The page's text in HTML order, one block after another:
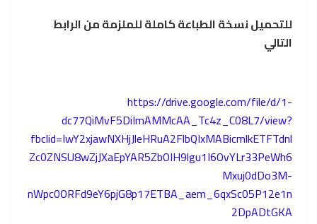
للتحميل نسخة الطباعة كاملة للملزمة من الرابط
التالي
https://drive.google.com/file/d/1-
dc77QiMvF5DiImAMMcAA_Tc4z_C08L7/view?
fbclid=IwY2xjawNXHjJleHRuA2FlbQIxMABicmlkETFTdnl
Zc0ZNSU8wZjJXaEpYAR5ZbOIH9lgu1I6OvYLr33PeWh6
Mxuj0dDo3M-
nWpc0ORFd9eY6pjG8p17ETBA_aem_6qxSc05P12e1n
2DpADtGKA